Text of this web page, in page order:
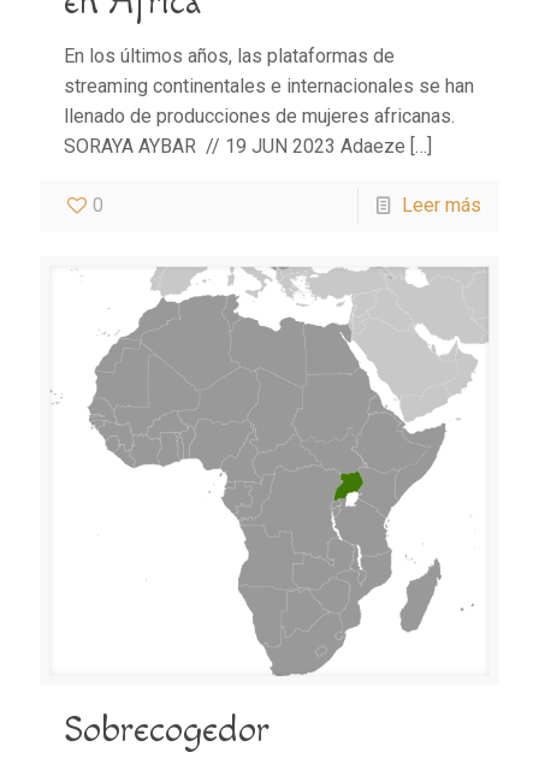
En los últimos años, las plataformas de
streaming continentales e internacionales se han
llenado de producciones de mujeres africanas.
SORAYA AYBAR // 19 JUN 2023 Adaeze […]
0 Leer más
Sobrecogedor